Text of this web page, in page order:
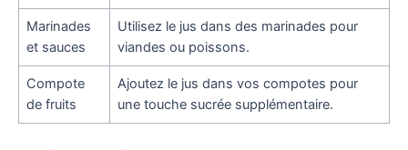
Marinades
et sauces
Utilisez le jus dans des marinades pour
viandes ou poissons.
Compote
de fruits
Ajoutez le jus dans vos compotes pour
une touche sucrée supplémentaire.